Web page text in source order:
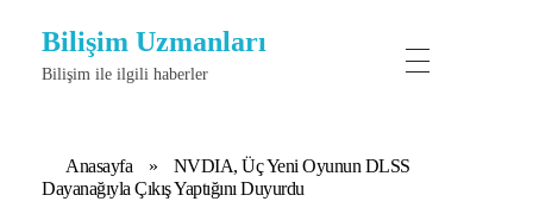
Bilişim Uzmanları
Bilişim ile ilgili haberler
Anasayfa »
NVDIA, Üç Yeni Oyunun DLSS
Dayanağıyla Çıkış Yaptığını Duyurdu